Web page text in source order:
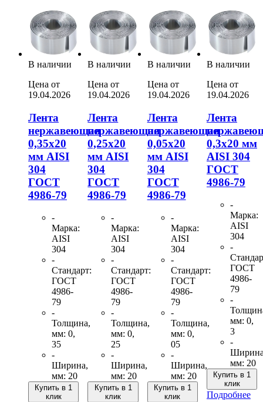
В наличии
Цена от
19.04.2026
Лента
нержавеющая
0,35х20
мм AISI
304
ГОСТ
4986-79
-
Марка:
AISI
304
-
Стандарт:
ГОСТ
4986-
79
-
Толщина,
мм: 0,
35
-
Ширина,
мм: 20
Купить в 1
клик
В наличии
Цена от
19.04.2026
Лента
нержавеющая
0,25х20
мм AISI
304
ГОСТ
4986-79
-
Марка:
AISI
304
-
Стандарт:
ГОСТ
4986-
79
-
Толщина,
мм: 0,
25
-
Ширина,
мм: 20
Купить в 1
клик
В наличии
Цена от
19.04.2026
Лента
нержавеющая
0,05х20
мм AISI
304
ГОСТ
4986-79
-
Марка:
AISI
304
-
Стандарт:
ГОСТ
4986-
79
-
Толщина,
мм: 0,
05
-
Ширина,
мм: 20
Купить в 1
клик
В наличии
Цена от
19.04.2026
Лента
0,3х20 мм
AISI 304
ГОСТ
4986-79
-
Марка:
AISI
304
-
ГОСТ
4986-
79
-
мм: 0,
3
-
мм: 20
Купить в 1
клик
Подробнее